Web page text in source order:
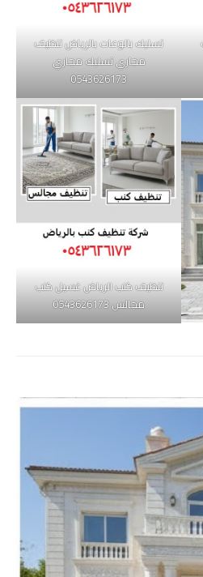
تسليك بالوعات بالرياض تنظيف
مجاري تسليك مجاري
0543626173
تنظيف كنب الرياض غسيل كنب
مجالس 0543626173